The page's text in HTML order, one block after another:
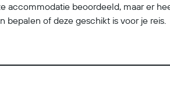
accommodatie beoordeeld, maar er
bepalen of deze geschikt is voor je reis.